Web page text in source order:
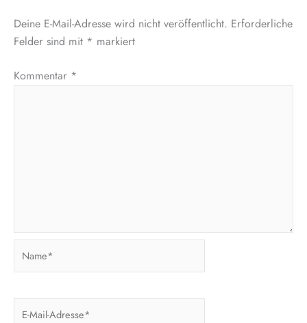
Deine E-Mail-Adresse wird nicht veröffentlicht. Erforderliche
Felder sind mit * markiert
Kommentar *